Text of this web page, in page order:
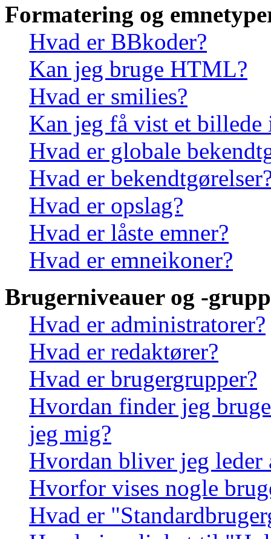
Formatering og
Hvad er BBkoder?
Kan jeg bruge HTML?
Hvad er smilies?
Kan jeg få vist et
Hvad er globale
Hvad er
Hvad er opslag?
Hvad er låste emner?
Hvad er emneikoner?
Brugerniveauer og -
Hvad er administratorer?
Hvad er redaktører?
Hvad er brugergrupper?
Hvordan finder jeg
jeg mig?
Hvordan bliver jeg leder
Hvorfor vises nogle
Hvad er